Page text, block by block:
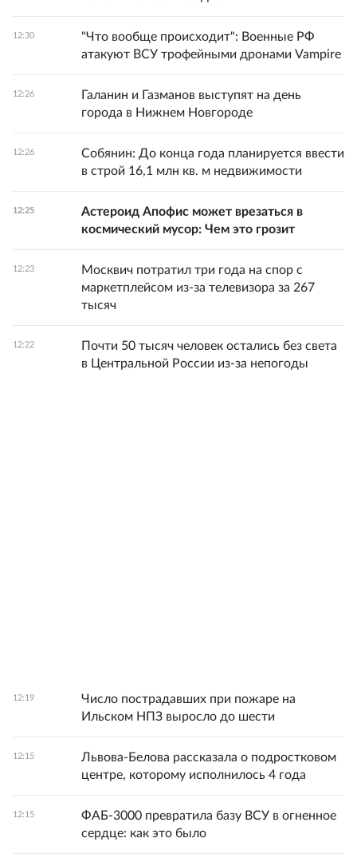
12:30
"Что вообще происходит": Военные РФ
атакуют ВСУ трофейными дронами Vampire
12:26
Галанин и Газманов выступят на день
города в Нижнем Новгороде
12:26
Собянин: До конца года планируется ввести
в строй 16,1 млн кв. м недвижимости
12:25
Астероид Апофис может врезаться в
космический мусор: Чем это грозит
12:23
Москвич потратил три года на спор с
маркетплейсом из-за телевизора за 267
тысяч
12:22
Почти 50 тысяч человек остались без света
в Центральной России из-за непогоды
12:19
Число пострадавших при пожаре на
Ильском НПЗ выросло до шести
12:15
Львова-Белова рассказала о подростковом
центре, которому исполнилось 4 года
12:15
ФАБ-3000 превратила базу ВСУ в огненное
сердце: как это было